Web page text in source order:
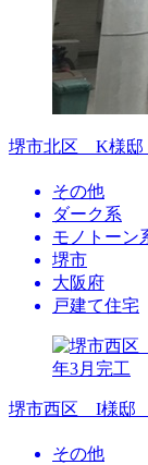
堺市北区 K様邸
その他
ダーク系
モノトーン
堺市
大阪府
戸建て住宅
堺市西区 I様邸
その他